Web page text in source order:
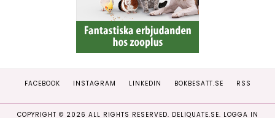
FACEBOOK INSTAGRAM LINKEDIN BOKBESATT.SE RSS
COPYRIGHT © 2026 ALL RIGHTS RESERVED. DELIQUATE.SE. LOGGA IN